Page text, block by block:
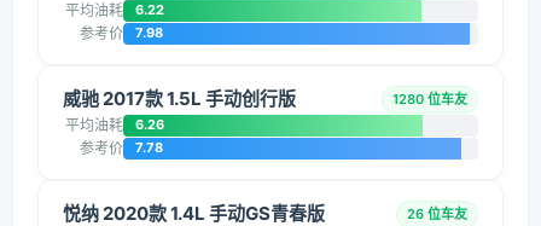
平均油耗 6.22
参考价 7.98
威驰 2017款 1.5L 手动创行版 1280 位车友
平均油耗 6.26
参考价 7.78
悦纳 2020款 1.4L 手动GS青春版 26 位车友